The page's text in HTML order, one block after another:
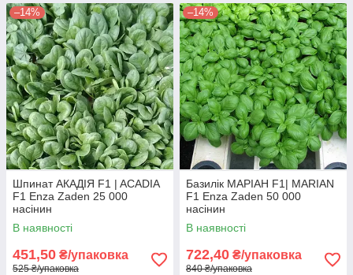
–14%
Шпинат АКАДІЯ F1 | ACADIA
F1 Enza Zaden 25 000
насінин
В наявності
451,50 ₴/упаковка
525 ₴/упаковка
–14%
Базилік МАРІАН F1| MARIAN
F1 Enza Zaden 50 000
насінин
В наявності
722,40 ₴/упаковка
840 ₴/упаковка